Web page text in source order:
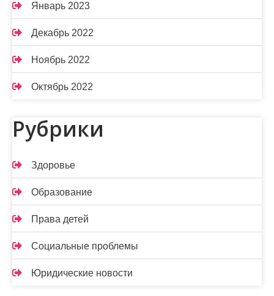
Январь 2023
Декабрь 2022
Ноябрь 2022
Октябрь 2022
Рубрики
Здоровье
Образование
Права детей
Социальные проблемы
Юридические новости